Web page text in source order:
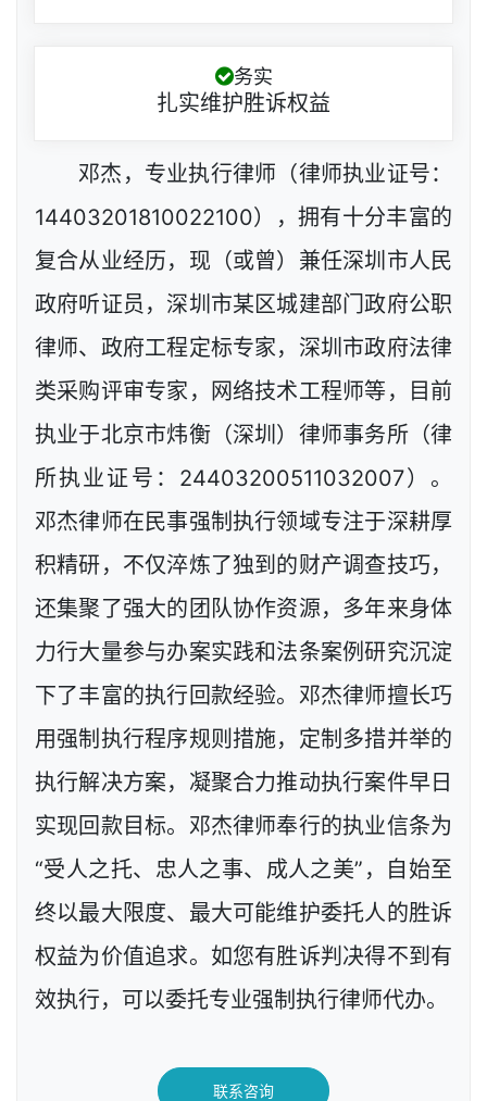
务实
扎实维护胜诉权益
邓杰，专业执行律师（律师执业证号：
14403201810022100），拥有十分丰富的
复合从业经历，现（或曾）兼任深圳市人民
政府听证员，深圳市某区城建部门政府公职
律师、政府工程定标专家，深圳市政府法律
类采购评审专家，网络技术工程师等，目前
执业于北京市炜衡（深圳）律师事务所（律
所执业证号：24403200511032007）。
邓杰律师在民事强制执行领域专注于深耕厚
积精研，不仅淬炼了独到的财产调查技巧，
还集聚了强大的团队协作资源，多年来身体
力行大量参与办案实践和法条案例研究沉淀
下了丰富的执行回款经验。邓杰律师擅长巧
用强制执行程序规则措施，定制多措并举的
执行解决方案，凝聚合力推动执行案件早日
实现回款目标。邓杰律师奉行的执业信条为
“受人之托、忠人之事、成人之美”，自始至
终以最大限度、最大可能维护委托人的胜诉
权益为价值追求。如您有胜诉判决得不到有
效执行，可以委托专业强制执行律师代办。
联系咨询